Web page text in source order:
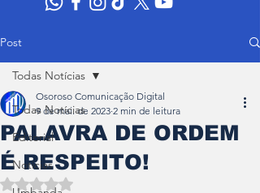
Post
Todas Notícias
Editorial
Noticias
Todas Notícias
PALAVRA DE ORDEM
É RESPEITO!
Osoroso Comunicação Digital
9 de mai. de 2023 2 min de leitura
Avaliado com NaN de 5 estrelas.